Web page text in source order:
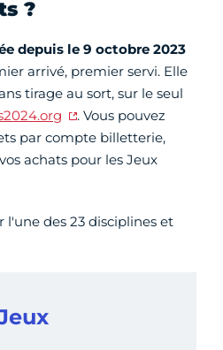
?
depuis le 9 octobre 2023
arrivé, premier servi. Elle
tirage au sort, sur le seul
. Vous pouvez
par compte billetterie,
achats pour les Jeux
l'une des 23 disciplines et